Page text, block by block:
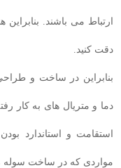
ارتباط می باشند.
دقت کنید.
بنابراین در ساخت و
دما و متریال های به کار
استقامت و استاندارد
مواردی که در ساخت سوله